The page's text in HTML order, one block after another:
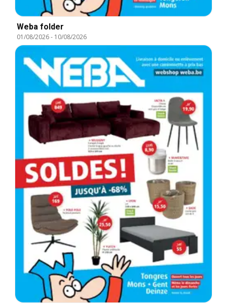
Weba folder
01/08/2026- 10/08/2026